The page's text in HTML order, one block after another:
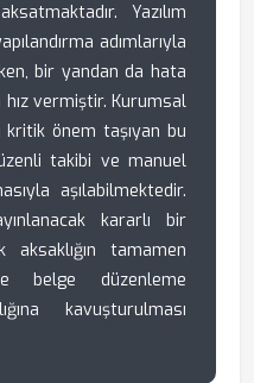
Yazılım
adımlarıyla
bir yandan da hata
hız vermiştir. Kurumsal
kritik önem taşıyan bu
takibi ve manuel
aşılabilmektedir.
kararlı bir
tamamen
belge düzenleme
kavuşturulması